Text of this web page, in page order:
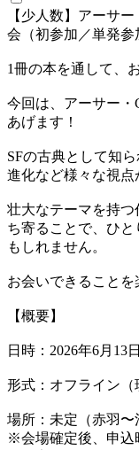
【少人数】アーサ
会（初参加／単発参
1冊の本を通して、
今回は、アーサー・
あげます！
SFの古典として知
進化など様々な視点
壮大なテーマを持
ち寄ることで、ひ
もしれません。
お会いできることを
【概要】
日時：2026年6月13
形式：オフライン（
場所：未定（赤羽〜
※会場確定後、申込